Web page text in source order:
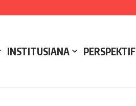
INSTITUSIANA PERSPEKTIF